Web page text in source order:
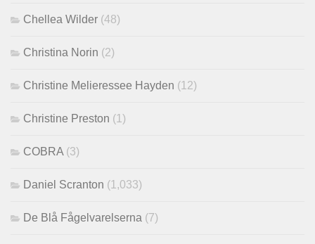
Chellea Wilder (48)
Christina Norin (2)
Christine Melieressee Hayden (12)
Christine Preston (1)
COBRA(3)
Daniel Scranton (1,033)
De Blå Fågelvarelserna (7)